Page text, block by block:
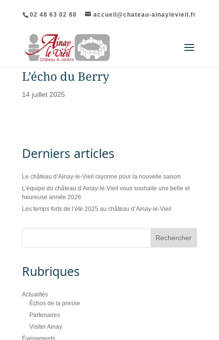
02 48 63 02 88 accueil@chateau-ainaylevieil.fr
L’écho du Berry
14 juillet 2025
Derniers articles
Le château d’Ainay-le-Vieil rayonne pour la nouvelle saison
L’équipe du château d’Ainay-le-Vieil vous souhaite une belle et
heureuse année 2026
Les temps forts de l’été 2025 au château d’Ainay-le-Vieil
Rubriques
Actualités
Échos de la presse
Partenaires
Visiter Ainay
Évènements